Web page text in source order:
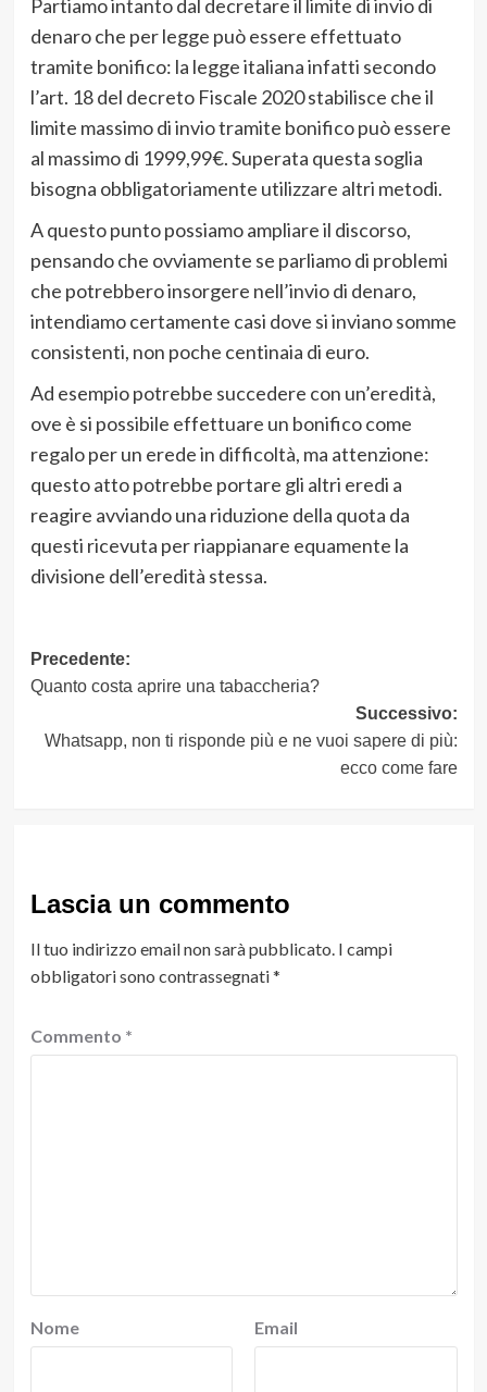
Partiamo intanto dal decretare il limite di invio di
denaro che per legge può essere effettuato
tramite bonifico: la legge italiana infatti secondo
l’art. 18 del decreto Fiscale 2020 stabilisce che il
limite massimo di invio tramite bonifico può essere
al massimo di 1999,99€. Superata questa soglia
bisogna obbligatoriamente utilizzare altri metodi.
A questo punto possiamo ampliare il discorso,
pensando che ovviamente se parliamo di problemi
che potrebbero insorgere nell’invio di denaro,
intendiamo certamente casi dove si inviano somme
consistenti, non poche centinaia di euro.
Ad esempio potrebbe succedere con un’eredità,
ove è si possibile effettuare un bonifico come
regalo per un erede in difficoltà, ma attenzione:
questo atto potrebbe portare gli altri eredi a
reagire avviando una riduzione della quota da
questi ricevuta per riappianare equamente la
divisione dell’eredità stessa.
Navigazione
articolo
Precedente:
Quanto costa aprire una tabaccheria?
Successivo:
Whatsapp, non ti risponde più e ne vuoi sapere di più:
ecco come fare
Lascia un commento
Il tuo indirizzo email non sarà pubblicato. I campi
obbligatori sono contrassegnati*
Commento *
Nome Email